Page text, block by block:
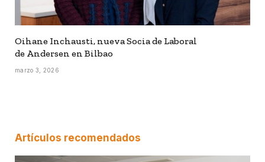
Oihane Inchausti, nueva Socia de Laboral
de Andersen en Bilbao
marzo 3, 2026
Artículos recomendados